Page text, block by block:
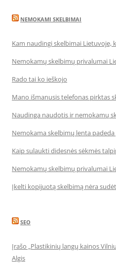
NEMOKAMI SKELBIMAI
Kam naudingi skelbimai Lietuvoje,
Nemokamų skelbimų privalumai
Rado tai ko ieškojo
Mano išmanusis telefonas pirktas
Naudinga naudotis ir nemokamų
Nemokama skelbimų lenta
Kaip sulaukti didesnės sėkmės
Nemokamų skelbimų privalumai
Įkelti kopijuotą skelbimą nėra
SEO
Įrašo „Plastikinių langų kainos
Algis